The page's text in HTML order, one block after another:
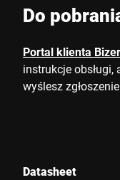
Do
Portal klienta
instrukcje
wyślesz
Datasheet